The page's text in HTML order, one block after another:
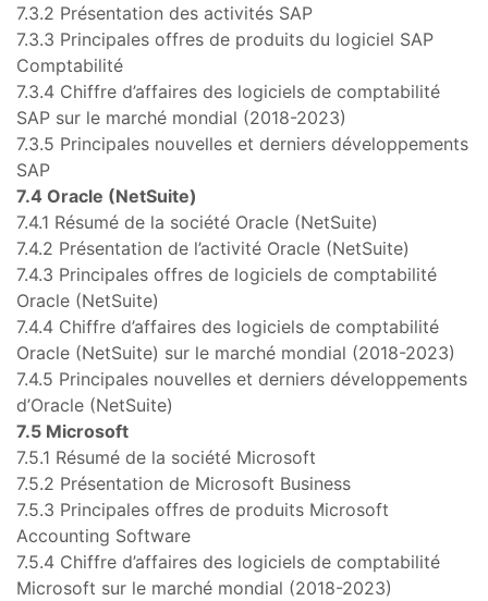
7.3.2 Présentation des activités SAP
7.3.3 Principales offres de produits du logiciel SAP
Comptabilité
7.3.4 Chiffre d’affaires des logiciels de comptabilité
SAP sur le marché mondial (2018-2023)
7.3.5 Principales nouvelles et derniers développements
SAP
7.4 Oracle (NetSuite)
7.4.1 Résumé de la société Oracle (NetSuite)
7.4.2 Présentation de l’activité Oracle (NetSuite)
7.4.3 Principales offres de logiciels de comptabilité
Oracle (NetSuite)
7.4.4 Chiffre d’affaires des logiciels de comptabilité
Oracle (NetSuite) sur le marché mondial (2018-2023)
7.4.5 Principales nouvelles et derniers développements
d’Oracle (NetSuite)
7.5 Microsoft
7.5.1 Résumé de la société Microsoft
7.5.2 Présentation de Microsoft Business
7.5.3 Principales offres de produits Microsoft
Accounting Software
7.5.4 Chiffre d’affaires des logiciels de comptabilité
Microsoft sur le marché mondial (2018-2023)